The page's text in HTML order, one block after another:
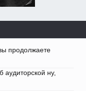
продолжаете
ну,